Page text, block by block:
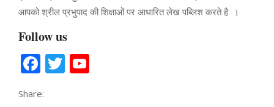
आपको श्रील प्रभुपाद की शिक्षाओं पर आधारित लेख पब्लिश करते है ।
Follow us
Facebook
Twitter
Share: